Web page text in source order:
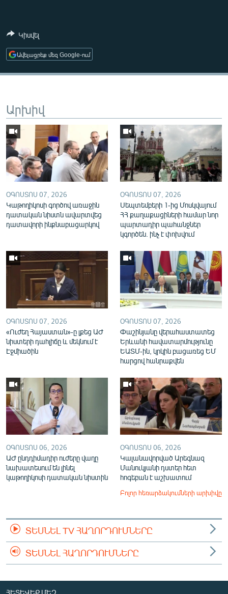
ԱՐԽԻՎ
ՏԵՍԱՆՅՈՒԹԵՐ
Հայերեն
English
Русский
ՀԵՏԵՎԵՔ ՄԵԶ
«Ազատության» բոլոր կայքերը
Կիսվել
Ավելացրեք մեզ Google-ում
Արխիվ
ՕԳՈՍՏՈՍ 07, 2026
Կաթողիկոսի գործով առաջին
դատական նիստն ավարտվեց
դատավորի ինքնաբացարկով
ՕԳՈՍՏՈՍ 07, 2026
Սեպտեմբերի 1-ից Մոսկվայում
ՀՀ քաղաքացիների համար նոր
պարտադիր պահանջներ
կգործեն. ինչ է փոխվում
ՕԳՈՍՏՈՍ 07, 2026
«Ուժեղ Հայաստան»-ը լքեց ԱԺ
նիստերի դահլիճը և մեկնում է
Էջմիածին
ՕԳՈՍՏՈՍ 07, 2026
Փաշինյանը վերահաստատեց
Երևանի հավատարմությունը
ԵԱՏՄ-ին, կրկին բացառեց ԵՄ
հարցով հանրաքվեն
ՕԳՈՍՏՈՍ 06, 2026
ԱԺ ընդդիմադիր ուժերը վաղը
նախատեսում են լինել
կաթողիկոսի դատական նիստին
ՕԳՈՍՏՈՍ 06, 2026
Կալանավորված Արեգնազ
Մանուկյանի դստեր հետ
հոգեբան է աշխատում
Բոլոր հեռարձակումների արխիվը
ՏԵՍՆԵԼ TV ՀԱՂՈՐԴՈՒՄՆԵՐԸ
ՏԵՍՆԵԼ ՀԱՂՈՐԴՈՒՄՆԵՐԸ
ՀԵՏԵՎԵՔ ՄԵԶ